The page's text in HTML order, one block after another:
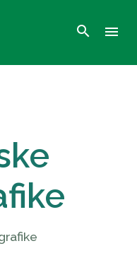
search menu